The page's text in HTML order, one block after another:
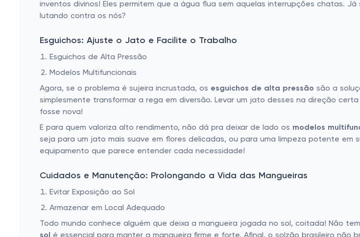
inventos divinos! Eles permitem que a água flua sem aquelas interrupções chatas.
lutando contra os nós?
Esguichos: Ajuste o Jato e Facilite o Trabalho
Esguichos de Alta Pressão
Modelos Multifuncionais
Agora, se o problema é sujeira incrustada, os esguichos de alta pressão são a
simplesmente transformar a rega em diversão. Levar um jato desses na direção
fosse nova!
E para quem valoriza alto rendimento, não dá pra deixar de lado os modelos
seja para um jato mais suave em flores delicadas, ou para uma limpeza potente em
equipamento que parece entender cada necessidade!
Cuidados e Manutenção: Prolongando a Vida das Mangueiras
Evitar Exposição ao Sol
Armazenar em Local Adequado
Todo mundo conhece alguém que deixa a mangueira jogada no sol, coitada! Não